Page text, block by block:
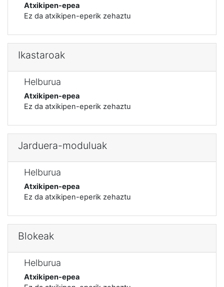
Atxikipen-epea
Ez da atxikipen-eperik zehaztu
Ikastaroak
Helburua
Atxikipen-epea
Ez da atxikipen-eperik zehaztu
Jarduera-moduluak
Helburua
Atxikipen-epea
Ez da atxikipen-eperik zehaztu
Blokeak
Helburua
Atxikipen-epea